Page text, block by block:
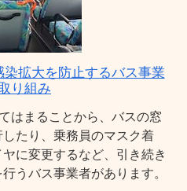
拡大を防止するバス事業
り組み
はまることから、バスの窓
たり、乗務員のマスク着
に変更するなど、引き続き
うバス事業者があります。